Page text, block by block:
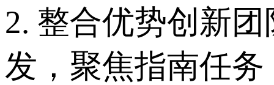
2. 整合优势创新
发，聚焦指南任